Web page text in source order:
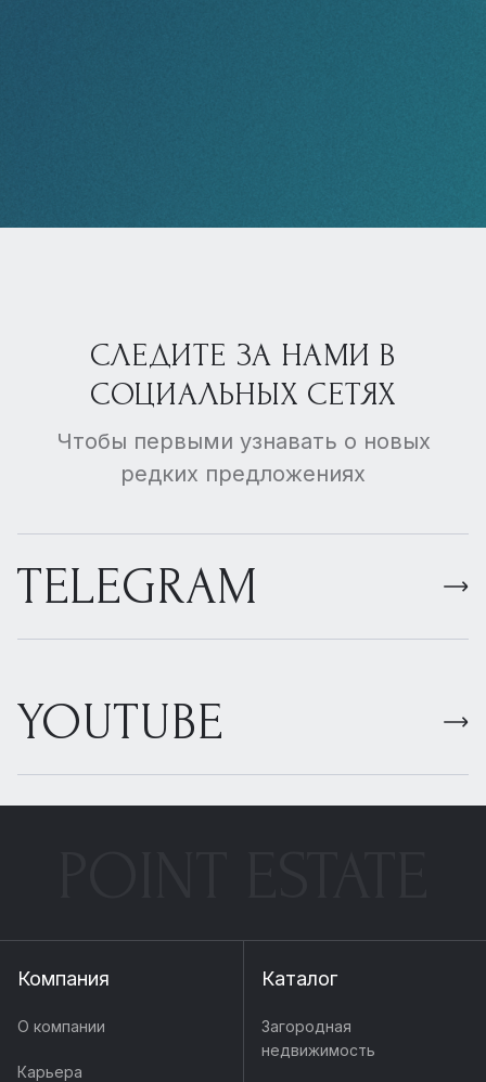
СЛЕДИТЕ ЗА НАМИ В
СОЦИАЛЬНЫХ СЕТЯХ
Чтобы первыми узнавать о новых
редких предложениях
TELEGRAM
YOUTUBE
Компания
О компании
Карьера
Каталог
Загородная
недвижимость